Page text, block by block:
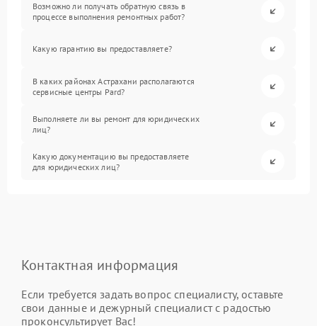
Возможно ли получать обратную связь в
процессе выполнения ремонтных работ?
Какую гарантию вы предоставляете?
В каких районах Астрахани располагаются
сервисные центры Pard?
Выполняете ли вы ремонт для юридических
лиц?
Какую документацию вы предоставляете
для юридических лиц?
Контактная информация
Если требуется задать вопрос специалисту, оставьте
свои данные и дежурный специалист с радостью
проконсультирует Вас!